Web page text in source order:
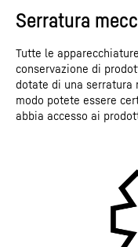
Serratura
Tutte le
conservazione di
dotate di una serratura
modo potete essere
abbia accesso ai